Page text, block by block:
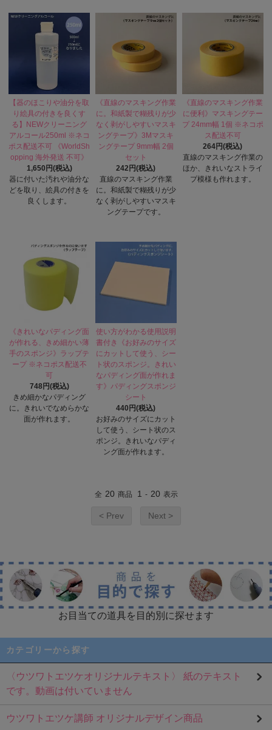
【器のほこりや油分を取
り絵具の付きを良くす
る】NEWクリーニング
アルコール250ml ※ネコ
ポス配送不可 《WorldSh
opping 海外発送 不可》
1,650円(税込)
器に付いた汚れや油分な
どを取り、絵具の付きを
良くします。
《直線のマスキング作業
に。和紙製で糊残りが少
なく剥がしやすいマスキ
ングテープ》3Mマスキ
ングテープ 9mm幅 2個
セット
242円(税込)
直線のマスキング作業
に。和紙製で糊残りが少
なく剥がしやすいマスキ
ングテープです。
《直線のマスキング作業
に便利》マスキングテー
プ 24mm幅 1個 ※ネコポ
ス配送不可
264円(税込)
直線のマスキング作業の
ほか、きれいなストライ
プ模様も作れます。
《きれいなパディング面
が作れる、きめ細かい薄
手のスポンジ》ラップテ
ープ ※ネコポス配送不
可
748円(税込)
きめ細かなパディング
に。きれいでなめらかな
面が作れます。
使い方がわかる使用説明
書付き《お好みのサイズ
にカットして使う、シー
ト状のスポンジ。きれい
なパディング面が作れま
す》パディングスポンジ
シート
440円(税込)
お好みのサイズにカット
して使う、シート状のス
ポンジ。きれいなパディ
ング面が作れます。
全 20 商品 1 - 20 表示
< Prev Next >
お目当ての道具を目的別に探せます
カテゴリーから探す
〈ウツワトエツケオリジナルテキスト〉 紙のテキスト
です。動画は付いていません
ウツワトエツケ講師 オリジナルデザイン商品